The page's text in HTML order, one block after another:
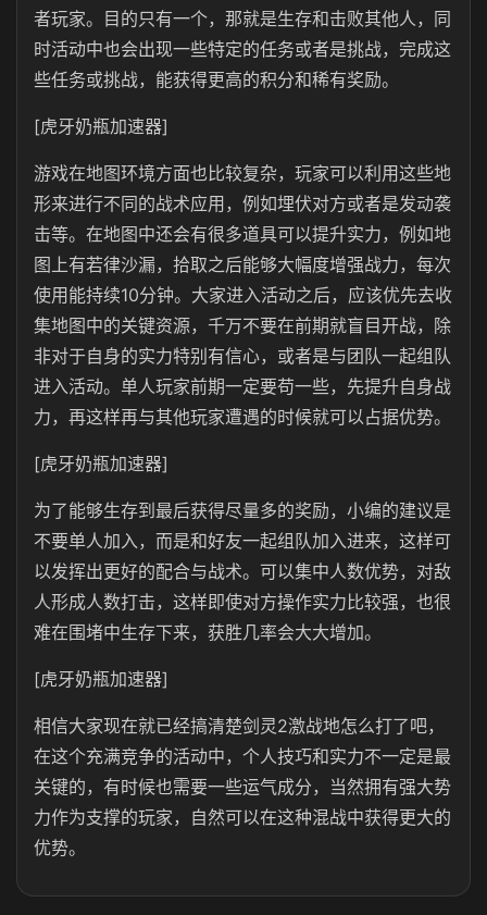
者玩家。目的只有一个，那就是生存和击败其他人，同
时活动中也会出现一些特定的任务或者是挑战，完成这
些任务或挑战，能获得更高的积分和稀有奖励。
[虎牙奶瓶加速器]
游戏在地图环境方面也比较复杂，玩家可以利用这些地
形来进行不同的战术应用，例如埋伏对方或者是发动袭
击等。在地图中还会有很多道具可以提升实力，例如地
图上有若律沙漏，拾取之后能够大幅度增强战力，每次
使用能持续10分钟。大家进入活动之后，应该优先去收
集地图中的关键资源，千万不要在前期就盲目开战，除
非对于自身的实力特别有信心，或者是与团队一起组队
进入活动。单人玩家前期一定要苟一些，先提升自身战
力，再这样再与其他玩家遭遇的时候就可以占据优势。
[虎牙奶瓶加速器]
为了能够生存到最后获得尽量多的奖励，小编的建议是
不要单人加入，而是和好友一起组队加入进来，这样可
以发挥出更好的配合与战术。可以集中人数优势，对敌
人形成人数打击，这样即使对方操作实力比较强，也很
难在围堵中生存下来，获胜几率会大大增加。
[虎牙奶瓶加速器]
相信大家现在就已经搞清楚剑灵2激战地怎么打了吧，
在这个充满竞争的活动中，个人技巧和实力不一定是最
关键的，有时候也需要一些运气成分，当然拥有强大势
力作为支撑的玩家，自然可以在这种混战中获得更大的
优势。